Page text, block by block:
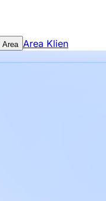
Area Area Klien